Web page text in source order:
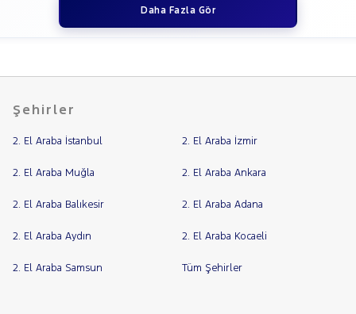
Daha Fazla Gör
Şehirler
2. El Araba İstanbul 2. El Araba İzmir
2. El Araba Muğla 2. El Araba Ankara
2. El Araba Balıkesir 2. El Araba Adana
2. El Araba Aydın 2. El Araba Kocaeli
2. El Araba Samsun Tüm Şehirler